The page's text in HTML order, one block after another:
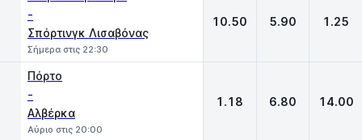
-
Σπόρτινγκ Λισαβόνας
Σήμερα στις 22:30
10.50 5.90 1.25
Πόρτο
-
Αλβέρκα
Αύριο στις 20:00
1.18 6.80 14.00